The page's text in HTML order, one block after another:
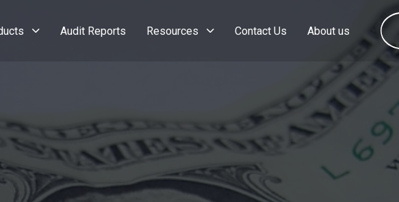
Audit Reports Resources Contact Us About us